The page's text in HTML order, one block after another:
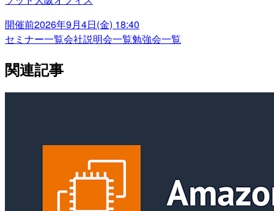
開催前2026年9月4日(金) 18:40
セミナー一覧会社説明会一覧勉強会一覧
関連記事